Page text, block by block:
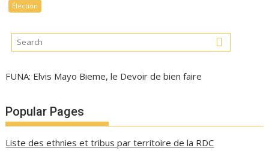
Élection
FUNA: Elvis Mayo Bieme, le Devoir de bien faire
Popular Pages
Liste des ethnies et tribus par territoire de la RDC